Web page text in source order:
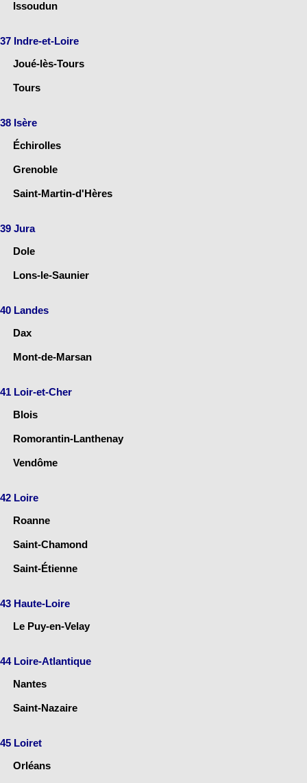
Issoudun
37 Indre-et-Loire
Joué-lès-Tours
Tours
38 Isère
Échirolles
Grenoble
Saint-Martin-d'Hères
39 Jura
Dole
Lons-le-Saunier
40 Landes
Dax
Mont-de-Marsan
41 Loir-et-Cher
Blois
Romorantin-Lanthenay
Vendôme
42 Loire
Roanne
Saint-Chamond
Saint-Étienne
43 Haute-Loire
Le Puy-en-Velay
44 Loire-Atlantique
Nantes
Saint-Nazaire
45 Loiret
Orléans